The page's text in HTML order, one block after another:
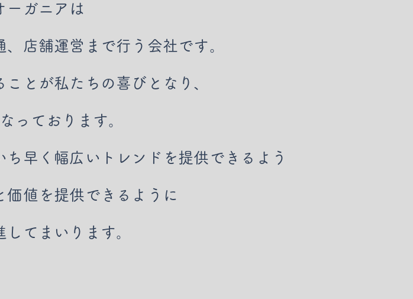
ーガニアは
店舗運営まで行う会社です。
とが私たちの喜びとなり、
っております。
早く幅広いトレンドを提供できるよう
価値を提供できるように
してまいります。